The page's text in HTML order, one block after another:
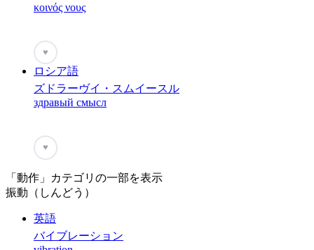
κοινός νους
♥
ロシア語
ズドラーヴイ・スムイースル
здравый смысл
♥
「動作」カテゴリの一部を表示
振動（しんどう）
英語
バイブレーション